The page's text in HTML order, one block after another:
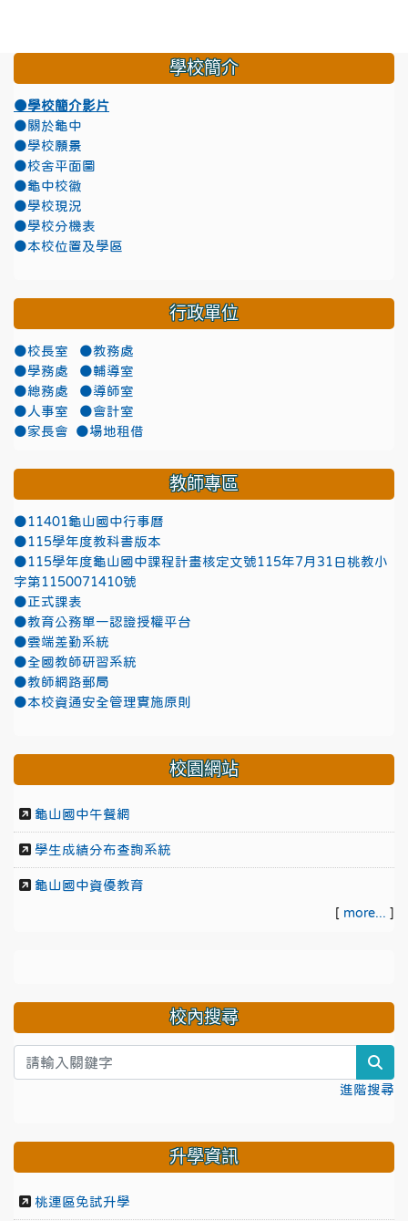
學校簡介
●學校簡介影片
●關於龜中
●學校願景
●校舍平面圖
●龜中校徽
●學校現況
●學校分機表
●本校位置及學區
行政單位
●校長室
●教務處
●學務處
●輔導室
●總務處
●導師室
●人事室
●會計室
●家長會
●場地租借
教師專區
●11401龜山國中行事曆
●115學年度教科書版本
●115學年度龜山國中課程計畫核定文號115年7月31日桃教小
字第1150071410號
●正式課表
●教育公務單一認證授權平台
●雲端差勤系統
●全國教師研習系統
●教師網路郵局
●本校資通安全管理實施原則
校園網站
龜山國中午餐網
學生成績分布查詢系統
龜山國中資優教育
[ more... ]
校內搜尋
進階搜尋
升學資訊
桃連區免試升學